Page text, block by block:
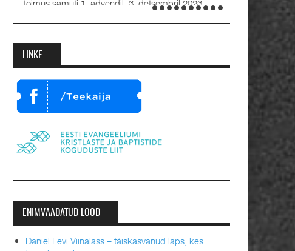
toimus samuti 1. advendil, 3. detsembril 2023.
LINKE